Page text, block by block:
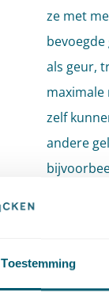
Toestemming
ze met
als geur,
zelf
andere